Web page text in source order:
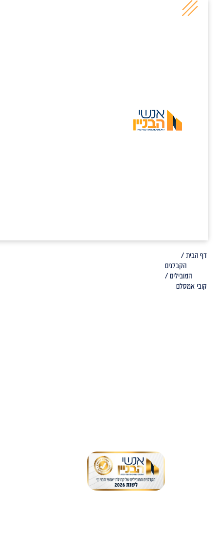
דף הבית /
הקבלנים
המובילים /
קובי אמסלם